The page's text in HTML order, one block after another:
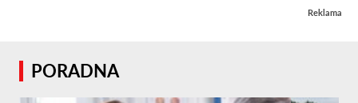
Reklama
PORADNA